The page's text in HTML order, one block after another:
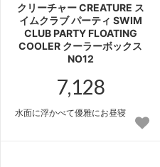
クリーチャー CREATURE ス
イムクラブ パーティ SWIM
CLUB PARTY FLOATING
COOLER クーラーボックス
NO12
7,128
水面に浮かべて優雅にお昼寝